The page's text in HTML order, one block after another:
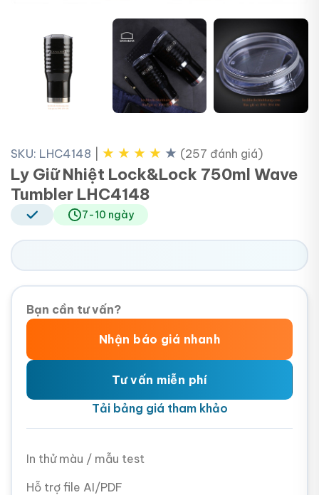
SKU: LHC4148 ★ ★ ★ ★ ★ (257 đánh giá)
Ly Giữ Nhiệt Lock&Lock 750ml Wave
Tumbler LHC4148
7-10 ngày
Bạn cần tư vấn?
Nhận báo giá nhanh
Tư vấn miễn phí
Tải bảng giá tham khảo
In thử màu / mẫu test
Hỗ trợ file AI/PDF